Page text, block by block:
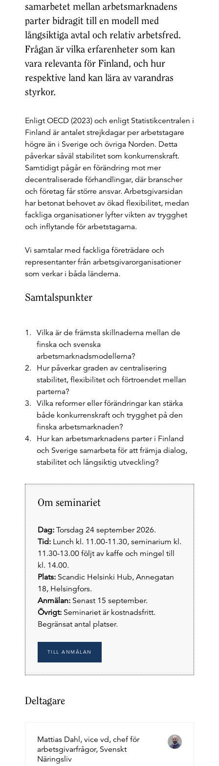
samarbetet mellan arbetsmarknadens
parter bidragit till en modell med
långsiktiga avtal och relativ arbetsfred.
Frågan är vilka erfarenheter som kan
vara relevanta för Finland, och hur
respektive land kan lära av varandras
styrkor.
Enligt OECD (2023) och enligt Statistikcentralen i
Finland är antalet strejkdagar per arbetstagare
högre än i Sverige och övriga Norden. Detta
påverkar såväl stabilitet som konkurrenskraft.
Samtidigt pågår en förändring mot mer
decentraliserade förhandlingar, där branscher
och företag får större ansvar. Arbetsgivarsidan
har betonat behovet av ökad flexibilitet, medan
fackliga organisationer lyfter vikten av trygghet
och inflytande för arbetstagarna.
Vi samtalar med fackliga företrädare och
representanter från arbetsgivarorganisationer
som verkar i båda länderna.
Samtalspunkter
Vilka är de främsta skillnaderna mellan de
finska och svenska
arbetsmarknadsmodellerna?
Hur påverkar graden av centralisering
stabilitet, flexibilitet och förtroendet mellan
parterna?
Vilka reformer eller förändringar kan stärka
både konkurrenskraft och trygghet på den
finska arbetsmarknaden?
Hur kan arbetsmarknadens parter i Finland
och Sverige samarbeta för att främja dialog,
stabilitet och långsiktig utveckling?
Om seminariet
Dag:Torsdag 24 september 2026.
Tid:Lunch kl. 11.00-11.30, seminarium kl.
11.30-13.00 följt av kaffe och mingel till
kl. 14.00.
Plats:Scandic Helsinki Hub, Annegatan
18, Helsingfors.
Anmälan:Senast 15 september.
Övrigt: Seminariet är kostnadsfritt.
Begränsat antal platser.
TILL ANMÄLAN
Deltagare
Mattias Dahl, vice vd, chef för
arbetsgivarfrågor, Svenskt
Näringsliv